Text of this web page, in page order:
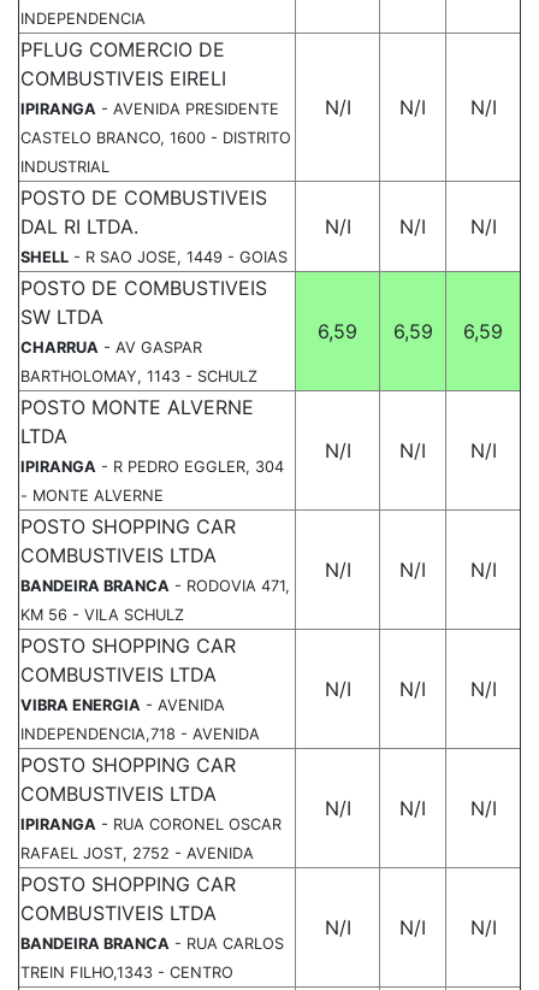
INDEPENDENCIA
PFLUG COMERCIO DE
COMBUSTIVEIS EIRELI
IPIRANGA - AVENIDA PRESIDENTE
CASTELO BRANCO, 1600 - DISTRITO
INDUSTRIAL
N/I N/I N/I
POSTO DE COMBUSTIVEIS
DAL RI LTDA.
SHELL - R SAO JOSE, 1449 - GOIAS
N/I N/I N/I
POSTO DE COMBUSTIVEIS
SW LTDA
CHARRUA - AV GASPAR
BARTHOLOMAY, 1143 - SCHULZ
6,59 6,59 6,59
POSTO MONTE ALVERNE
LTDA
IPIRANGA - R PEDRO EGGLER, 304
- MONTE ALVERNE
N/I N/I N/I
POSTO SHOPPING CAR
COMBUSTIVEIS LTDA
BANDEIRA BRANCA - RODOVIA 471,
KM 56 - VILA SCHULZ
N/I N/I N/I
POSTO SHOPPING CAR
COMBUSTIVEIS LTDA
VIBRA ENERGIA - AVENIDA
INDEPENDENCIA,718 - AVENIDA
N/I N/I N/I
POSTO SHOPPING CAR
COMBUSTIVEIS LTDA
IPIRANGA - RUA CORONEL OSCAR
RAFAEL JOST, 2752 - AVENIDA
N/I N/I N/I
POSTO SHOPPING CAR
COMBUSTIVEIS LTDA
BANDEIRA BRANCA - RUA CARLOS
TREIN FILHO,1343 - CENTRO
N/I N/I N/I